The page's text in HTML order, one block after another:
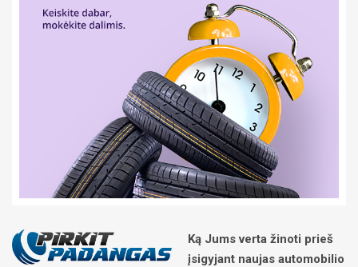
Ką Jums verta žinoti prieš
įsigyjant naujas automobilio